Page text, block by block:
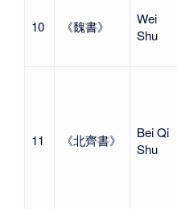
10 《魏書》
Wei
Shu
11 《北齊書》
Bei Qi
Shu